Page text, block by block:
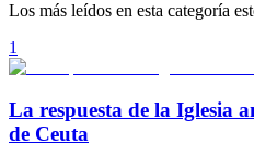
Los más leídos en esta categoría
1
La respuesta de la Iglesia
de Ceuta